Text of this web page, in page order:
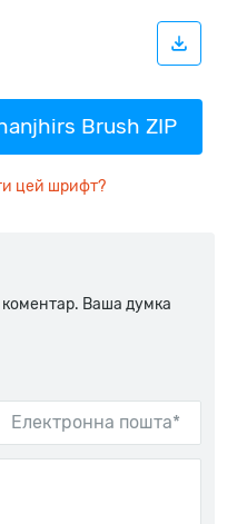
Brush ZIP
цей шрифт?
Ваша думка